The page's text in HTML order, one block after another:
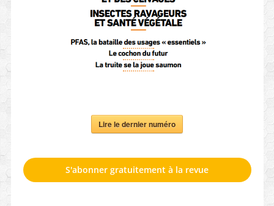
Lire le dernier numéro
S'abonner gratuitement à la revue